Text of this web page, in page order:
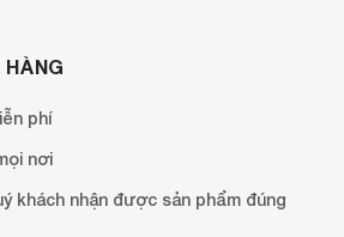
phí
nơi
khách nhận được sản phẩm đúng